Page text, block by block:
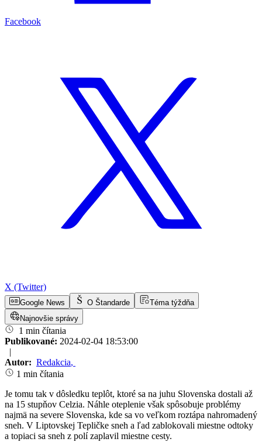
Facebook
X (Twitter)
Google News O Štandarde
Téma týždňa
Najnovšie správy
1 min čítania
Publikované: 2024-02-04 18:53:00
|
Autor: Redakcia,
1 min čítania
Je tomu tak v dôsledku teplôt, ktoré sa na juhu Slovenska dostali až
na 15 stupňov Celzia. Náhle oteplenie však spôsobuje problémy
najmä na severe Slovenska, kde sa vo veľkom roztápa nahromadený
sneh. V Liptovskej Tepličke sneh a ľad zablokovali miestne odtoky
a topiaci sa sneh z polí zaplavil miestne cesty.